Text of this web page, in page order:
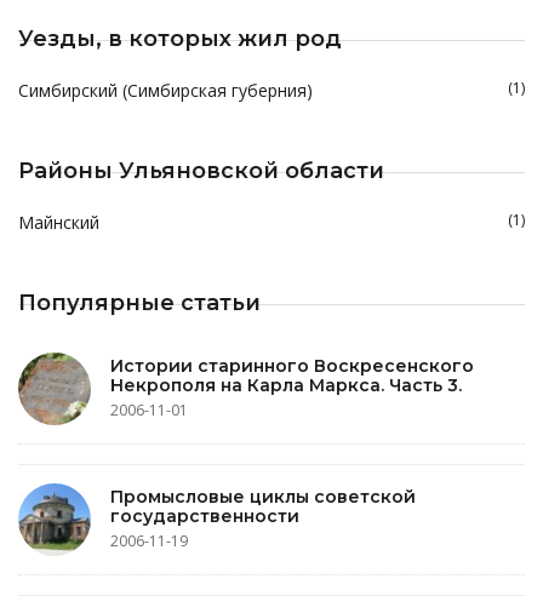
Уезды, в которых жил род
Симбирский (Симбирская губерния) (1)
Районы Ульяновской области
Майнский (1)
Популярные статьи
Истории старинного Воскресенского
Некрополя на Карла Маркса. Часть 3.
2006-11-01
Промысловые циклы советской
государственности
2006-11-19